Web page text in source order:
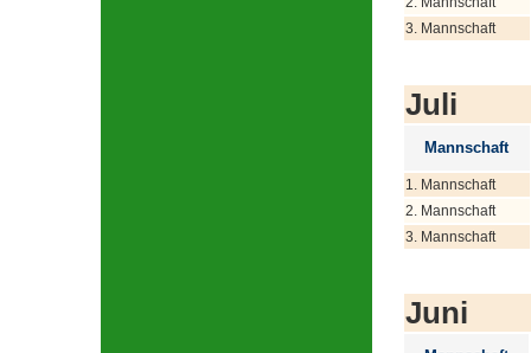
3. Mannschaft
Juli
Mannschaft
1. Mannschaft
2. Mannschaft
3. Mannschaft
Juni